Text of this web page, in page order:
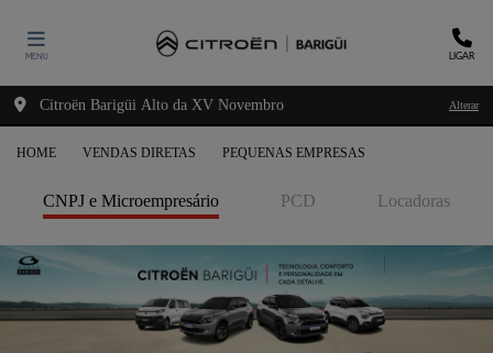
MENU LIGAR
Citroën Barigüi Alto da XV Novembro Alterar
HOME VENDAS DIRETAS PEQUENAS EMPRESAS
PCD
CNPJ e Microempresário Locadoras